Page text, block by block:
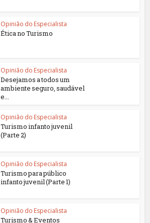
Opinião do Especialista
Ética no Turismo
Opinião do Especialista
Desejamos a todos um
ambiente seguro, saudável
e...
Opinião do Especialista
Turismo infanto juvenil
(Parte 2)
Opinião do Especialista
Turismo para público
infanto juvenil (Parte 1)
Opinião do Especialista
Turismo & Eventos